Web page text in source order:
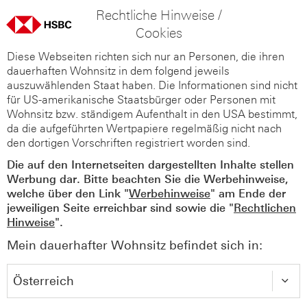
Rechtliche Hinweise /
Cookies
Diese Webseiten richten sich nur an Personen, die ihren
dauerhaften Wohnsitz in dem folgend jeweils
auszuwählenden Staat haben. Die Informationen sind nicht
für US-amerikanische Staatsbürger oder Personen mit
Wohnsitz bzw. ständigem Aufenthalt in den USA bestimmt,
da die aufgeführten Wertpapiere regelmäßig nicht nach
den dortigen Vorschriften registriert worden sind.
Die auf den Internetseiten dargestellten Inhalte stellen
Werbung dar. Bitte beachten Sie die Werbehinweise,
welche über den Link "Werbehinweise" am Ende der
jeweiligen Seite erreichbar sind sowie die "Rechtlichen
Hinweise".
Mein dauerhafter Wohnsitz befindet sich in: